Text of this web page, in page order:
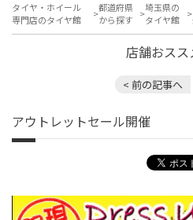
タイヤ・ホイール
専門店のタイヤ館
都道府県
から探す
埼玉県の
タイヤ館
店舗おスス
< 前の記事へ
アウトレットセール開催